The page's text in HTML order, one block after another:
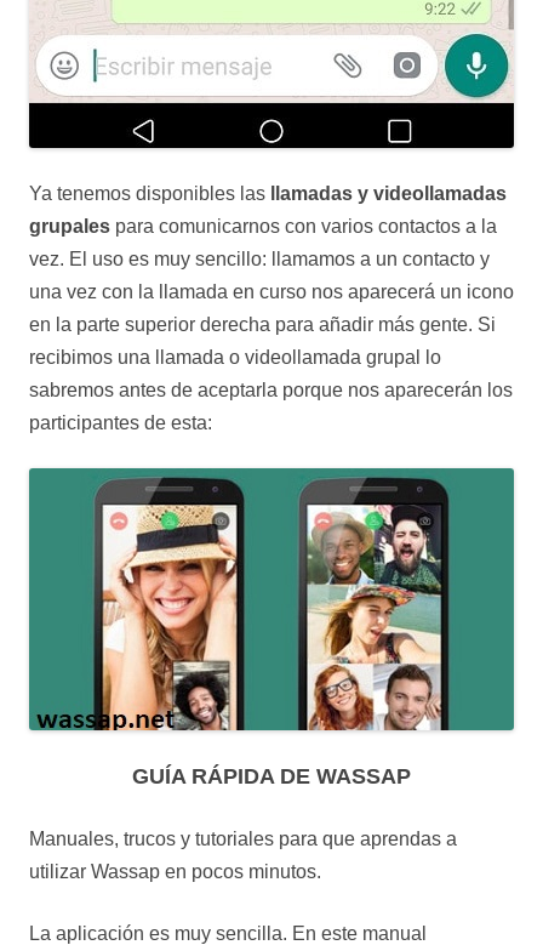
Ya tenemos disponibles las
llamadas y videollamadas
grupales para comunicarnos con varios contactos a la
vez. El uso es muy sencillo: llamamos a un contacto y
una vez con la llamada en curso nos aparecerá un icono
en la parte superior derecha para añadir más gente. Si
recibimos una llamada o videollamada grupal lo
sabremos antes de aceptarla porque nos aparecerán los
participantes de esta:
GUÍA RÁPIDA DE WASSAP
Manuales, trucos y tutoriales para que aprendas a
utilizar Wassap en pocos minutos.
La aplicación es muy sencilla. En este manual